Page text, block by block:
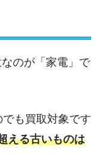
のが「家電」で
も買取対象です
える古いものは